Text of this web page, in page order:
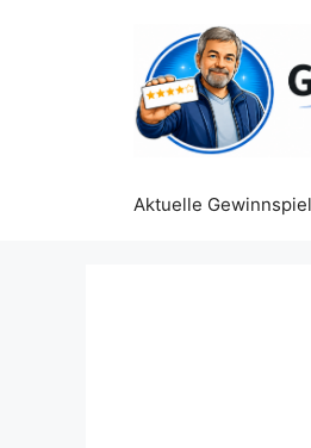
Aktuelle